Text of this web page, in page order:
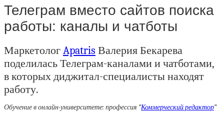
Телеграм вместо сайтов поиска
работы: каналы и чатботы
МаркетологApatris Валерия Бекарева
поделилась Телеграм-каналами и чатботами,
в которых диджитал-специалисты находят
работу.
Обучение в онлайн-университете: профессия “Коммерческий редактор”